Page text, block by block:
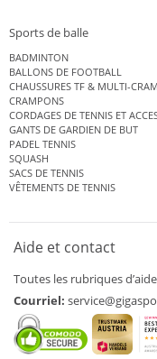
Sports de balle
BADMINTON
BALLONS DE FOOTBALL
CHAUSSURES TF & MULTI-
CRAMPONS
CORDAGES DE TENNIS ET
GANTS DE GARDIEN DE BUT
PADEL TENNIS
SQUASH
SACS DE TENNIS
VÊTEMENTS DE TENNIS
Aide et contact
Toutes les rubriques d’aide
Courriel: